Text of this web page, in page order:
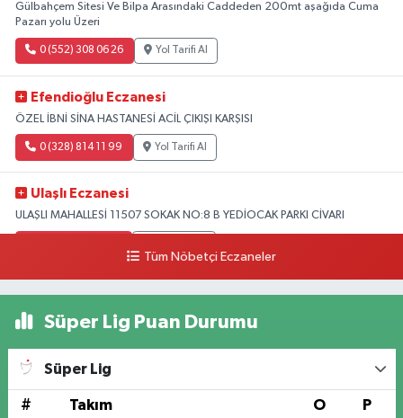
Gülbahçem Sitesi Ve Bilpa Arasındaki Caddeden 200mt aşağıda Cuma
Pazarı yolu Üzeri
0 (552) 308 06 26 Yol Tarifi Al
Efendioğlu Eczanesi
ÖZEL İBNİ SİNA HASTANESİ ACİL ÇIKIŞI KARŞISI
0 (328) 814 11 99 Yol Tarifi Al
Ulaşlı Eczanesi
ULAŞLI MAHALLESİ 11507 SOKAK NO:8 B YEDİOCAK PARKI CİVARI
Tüm Nöbetçi Eczaneler
Süper Lig Puan Durumu
Süper Lig
# Takım O P